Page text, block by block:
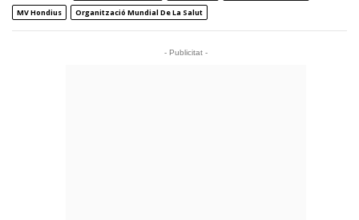
MV Hondius
Organització Mundial De La Salut
- Publicitat -